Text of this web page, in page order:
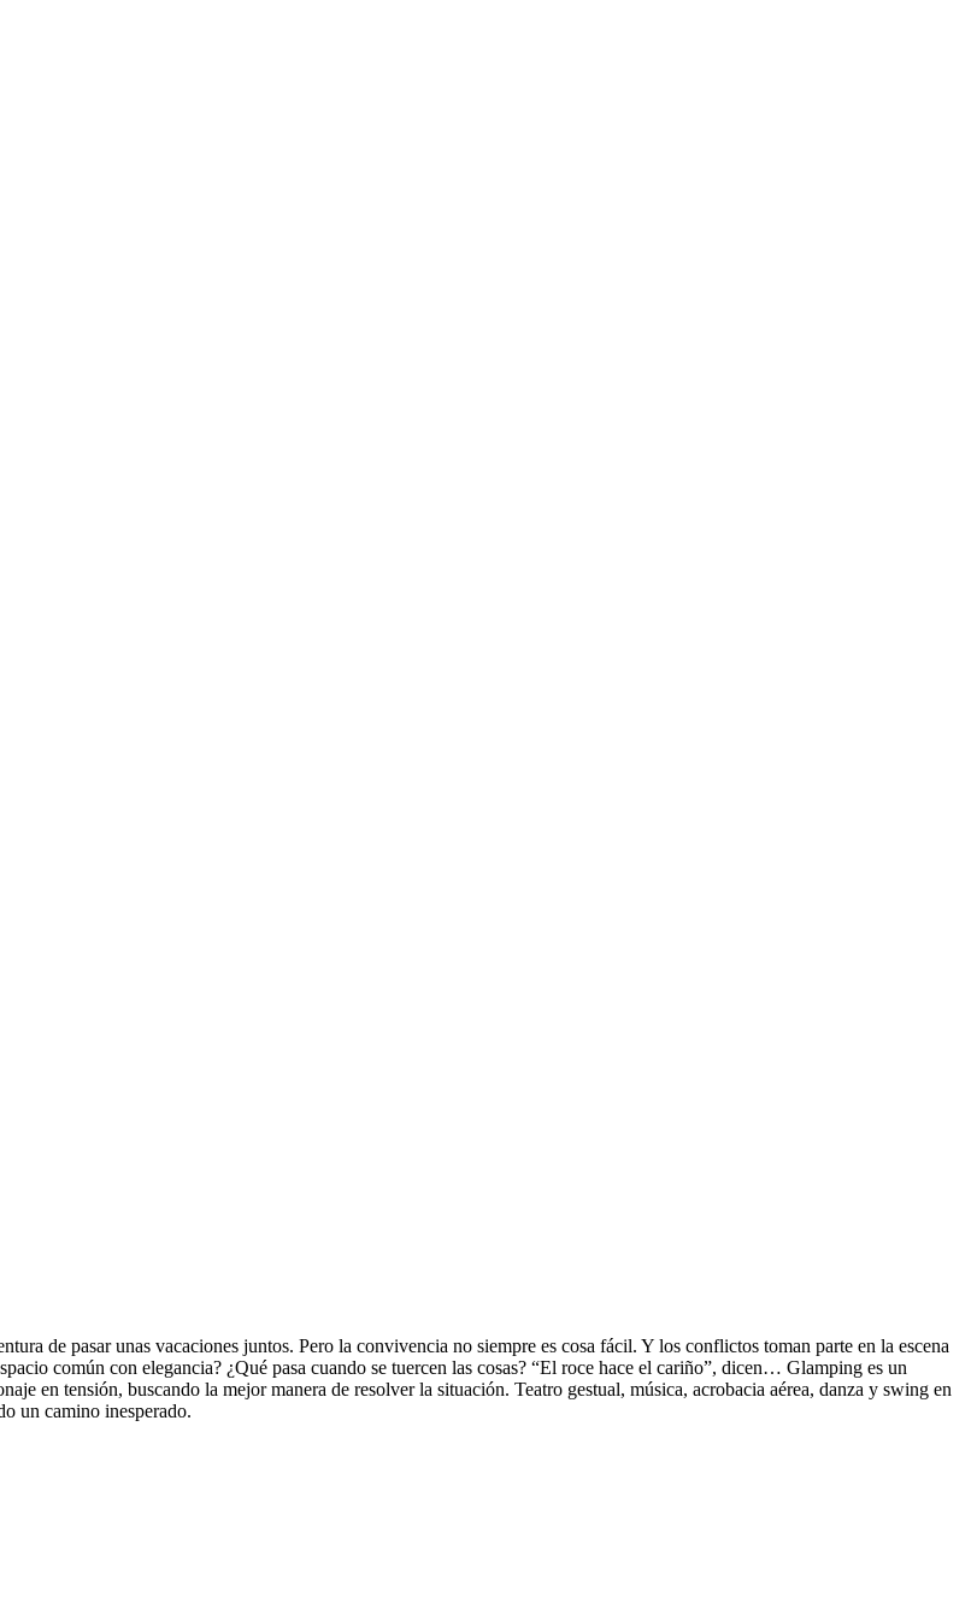
de pasar unas vacaciones juntos. Pero la convivencia no siempre es cosa fácil. Y los conflictos toman parte en la escena
común con elegancia? ¿Qué pasa cuando se tuercen las cosas? “El roce hace el cariño”, dicen… Glamping es un
en tensión, buscando la mejor manera de resolver la situación. Teatro gestual, música, acrobacia aérea, danza y swing en
un camino inesperado.